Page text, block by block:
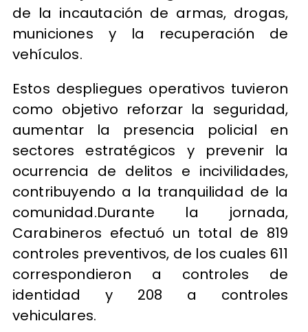
de la incautación de armas, drogas,
municiones y la recuperación de
vehículos.
Estos despliegues operativos tuvieron
como objetivo reforzar la seguridad,
aumentar la presencia policial en
sectores estratégicos y prevenir la
ocurrencia de delitos e incivilidades,
contribuyendo a la tranquilidad de la
comunidad.Durante la jornada,
Carabineros efectuó un total de 819
controles preventivos, de los cuales 611
correspondieron a controles de
identidad y 208 a controles
vehiculares.